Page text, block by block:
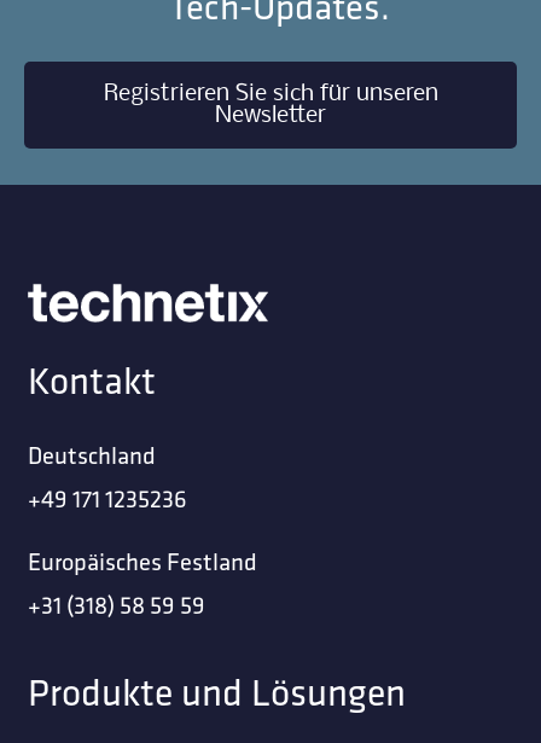
Registrieren Sie sich für unseren
Newsletter
Kontakt
Deutschland
+49 171 1235236
Europäisches Festland
+31 (318) 58 59 59
Produkte und Lösungen